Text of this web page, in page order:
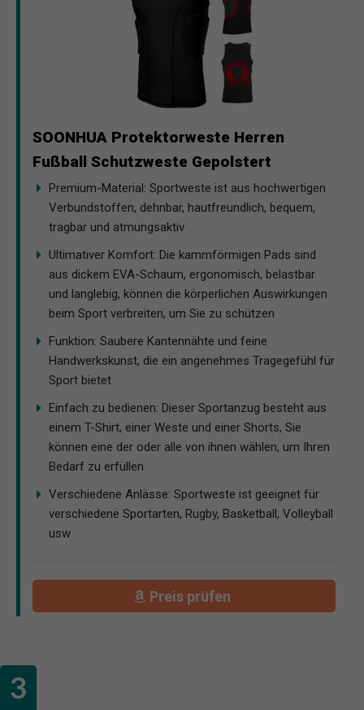
SOONHUA Protektorweste Herren
Fußball Schutzweste Gepolstert
Premium-Material: Sportweste ist aus hochwertigen
Verbundstoffen, dehnbar, hautfreundlich, bequem,
tragbar und atmungsaktiv
Ultimativer Komfort: Die kammförmigen Pads sind
aus dickem EVA-Schaum, ergonomisch, belastbar
und langlebig, können die körperlichen Auswirkungen
beim Sport verbreiten, um Sie zu schützen
Funktion: Saubere Kantennähte und feine
Handwerkskunst, die ein angenehmes Tragegefühl für
Sport bietet
Einfach zu bedienen: Dieser Sportanzug besteht aus
einem T-Shirt, einer Weste und einer Shorts, Sie
können eine der oder alle von ihnen wählen, um Ihren
Bedarf zu erfüllen
Verschiedene Anlässe: Sportweste ist geeignet für
verschiedene Sportarten, Rugby, Basketball, Volleyball
usw
Preis prüfen